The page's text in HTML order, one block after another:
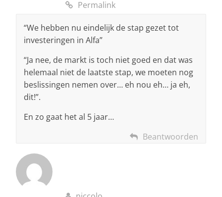
Permalink
“We hebben nu eindelijk de stap gezet tot
investeringen in Alfa”
“Ja nee, de markt is toch niet goed en dat was
helemaal niet de laatste stap, we moeten nog
beslissingen nemen over… eh nou eh… ja eh,
dit!”.
En zo gaat het al 5 jaar…
Beantwoorden